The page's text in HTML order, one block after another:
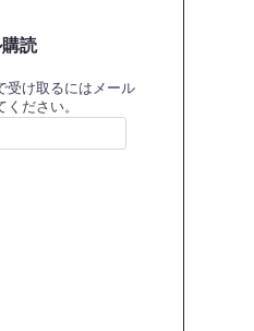
読
受け取るにはメール
ださい。